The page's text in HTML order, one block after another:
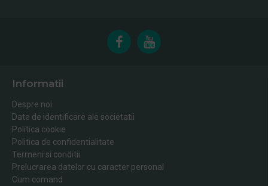
Informatii
Despre noi
Date de identificare ale societatii
Politica cookie
Politica de confidentialitate
Termeni si conditii
Prelucrarea datelor cu caracter personal
Cum comand